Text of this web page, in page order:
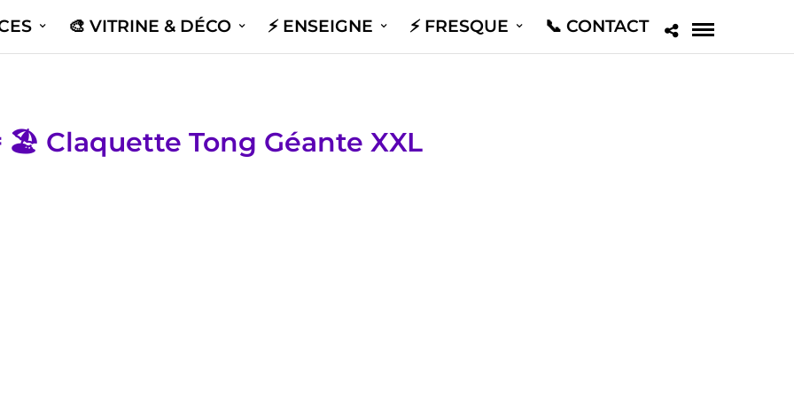
🎨 VITRINE & DÉCO ⚡️ ENSEIGNE ⚡️ FRESQUE 📞 CONTACT
🏖️ Claquette Tong Géante XXL